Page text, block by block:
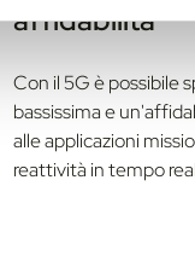
affidabilità
Con il 5G è possibile
bassissima e
alle applicazioni
reattività in tempo